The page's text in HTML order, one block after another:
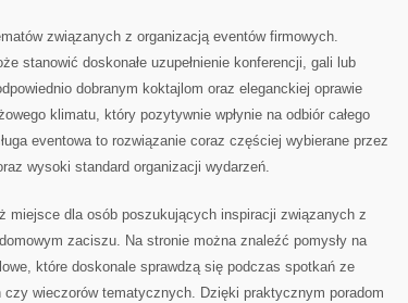
związanych z organizacją eventów firmowych.
stanowić doskonałe uzupełnienie konferencji, gali lub
dobranym koktajlom oraz eleganckiej oprawie
klimatu, który pozytywnie wpłynie na odbiór całego
eventowa to rozwiązanie coraz częściej wybierane przez
wysoki standard organizacji wydarzeń.
miejsce dla osób poszukujących inspiracji związanych z
zaciszu. Na stronie można znaleźć pomysły na
które doskonale sprawdzą się podczas spotkań ze
wieczorów tematycznych. Dzięki praktycznym poradom